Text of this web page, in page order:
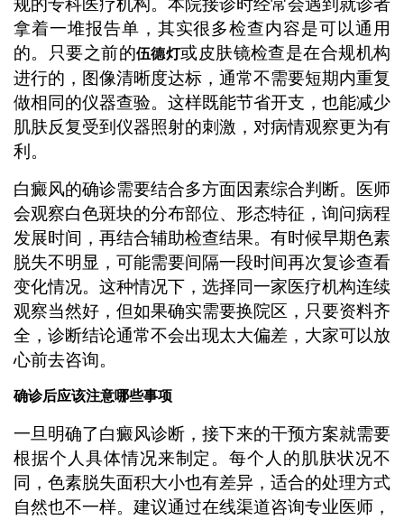
拿着一堆报告单，其实很多检查内容是可以通用
的。只要之前的伍德灯或皮肤镜检查是在合规机构
进行的，图像清晰度达标，通常不需要短期内重复
做相同的仪器查验。这样既能节省开支，也能减少
肌肤反复受到仪器照射的刺激，对病情观察更为有
利。
白癜风的确诊需要结合多方面因素综合判断。医师
会观察白色斑块的分布部位、形态特征，询问病程
发展时间，再结合辅助检查结果。有时候早期色素
脱失不明显，可能需要间隔一段时间再次复诊查看
变化情况。这种情况下，选择同一家医疗机构连续
观察当然好，但如果确实需要换院区，只要资料齐
全，诊断结论通常不会出现太大偏差，大家可以放
心前去咨询。
确诊后应该注意哪些事项
一旦明确了白癜风诊断，接下来的干预方案就需要
根据个人具体情况来制定。每个人的肌肤状况不
同，色素脱失面积大小也有差异，适合的处理方式
自然也不一样。建议通过在线渠道咨询专业医师，